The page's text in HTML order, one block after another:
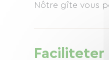
Nôtre gîte vous
Faciliteter